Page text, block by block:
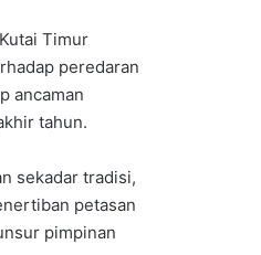
Timur
peredaran
ancaman
tahun.
sekadar tradisi,
petasan
pimpinan